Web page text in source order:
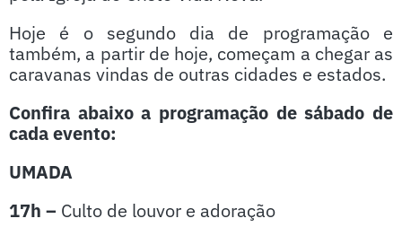
Hoje é o segundo dia de programação e
também, a partir de hoje, começam a chegar as
caravanas vindas de outras cidades e estados.
Confira abaixo a programação de sábado de
cada evento:
UMADA
17h – Culto de louvor e adoração